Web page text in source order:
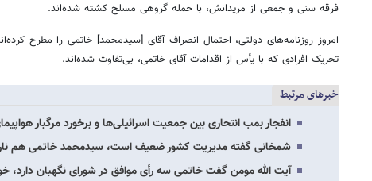
فرقه سنی و جمعی از مریدانش، با حمله گروهی مسلح کشته شده‌اند.
امروز روزنامه‌های دولتی، احتمال انصراف آقای [سیدمحمد] خاتمی را مطرح
تحریک افرادی که با یأس از اقدامات آقای خاتمی، بی‌تفاوت شده‌اند.
خبرهای مرتبط
انفجار بمب انتحاری بین جمعیت اسرائیلی‌ها و برخورد مرگبار
شمخانی گفته مدیریت کشور ضعیف است، سیدمحمد خاتمی هم
آیت الله مومن گفت خاتمی سه رأی موافق در شورای نگهبان